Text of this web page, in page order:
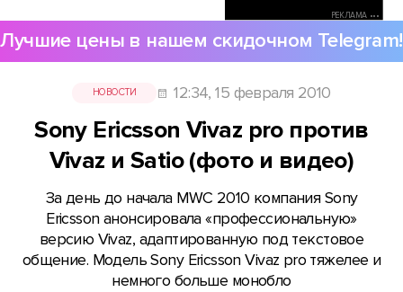
РЕКЛАМА •••
Лучшие цены в нашем скидочном Telegram!
НОВОСТИ 12:34, 15 февраля 2010
Sony Ericsson Vivaz pro против
Vivaz и Satio (фото и видео)
За день до начала MWC 2010 компания Sony
Ericsson анонсировала «профессиональную»
версию Vivaz, адаптированную под текстовое
общение. Модель Sony Ericsson Vivaz pro тяжелее и
немного больше монобло